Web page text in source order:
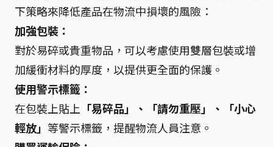
下策略來降低產品在物流中損壞的風險：
加強包裝：
對於易碎或貴重物品，可以考慮使用雙層包裝或增
加緩衝材料的厚度，以提供更全面的保護。
使用警示標籤：
在包裝上貼上 「易碎品」、「請勿重壓」、「小心
輕放」 等警示標籤，提醒物流人員注意。